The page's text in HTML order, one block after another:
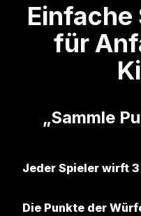
Einfache
für
„Sammle
Jeder Spieler wirft 3
Die Punkte der